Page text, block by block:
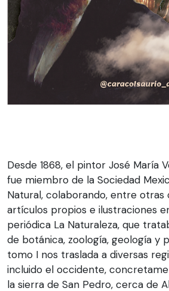
Desde 1868, el pintor José María
fue miembro de la Sociedad
Natural, colaborando, entre otras
artículos propios e ilustraciones
periódica La Naturaleza, que
de botánica, zoología, geología y
tomo I nos traslada a diversas
incluido el occidente,
la sierra de San Pedro, cerca de